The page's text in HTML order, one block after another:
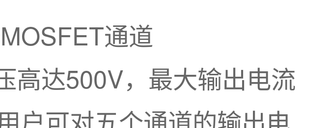
通道
高达500V，最大输出电流
户可对五个通道的输出电